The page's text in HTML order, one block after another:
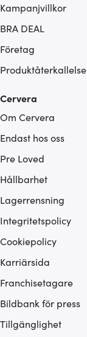
Kampanjvillkor
BRA DEAL
Företag
Produktåterkallelse
Cervera
Om Cervera
Endast hos oss
Pre Loved
Hållbarhet
Lagerrensning
Integritetspolicy
Cookiepolicy
Karriärsida
Franchisetagare
Bildbank för press
Tillgänglighet